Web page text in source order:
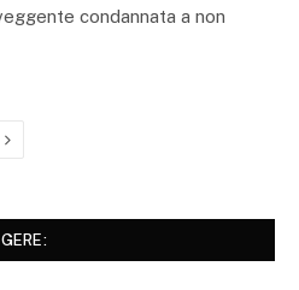
condannata a non
Next